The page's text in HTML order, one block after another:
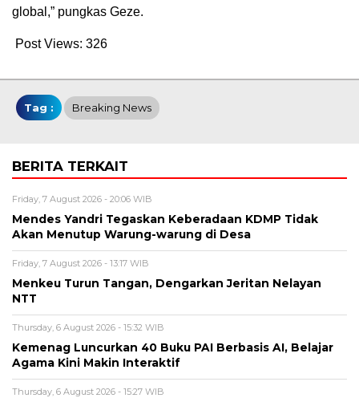
global,” pungkas Geze.
Post Views: 326
Tag : Breaking News
BERITA TERKAIT
Friday, 7 August 2026 - 20:06 WIB
Mendes Yandri Tegaskan Keberadaan KDMP Tidak
Akan Menutup Warung-warung di Desa
Friday, 7 August 2026 - 13:17 WIB
Menkeu Turun Tangan, Dengarkan Jeritan Nelayan
NTT
Thursday, 6 August 2026 - 15:32 WIB
Kemenag Luncurkan 40 Buku PAI Berbasis AI, Belajar
Agama Kini Makin Interaktif
Thursday, 6 August 2026 - 15:27 WIB